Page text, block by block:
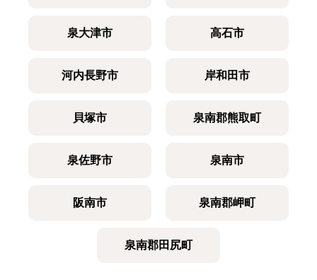
泉大津市 高石市
河内長野市 岸和田市
貝塚市 泉南郡熊取町
泉佐野市 泉南市
阪南市 泉南郡岬町
泉南郡田尻町